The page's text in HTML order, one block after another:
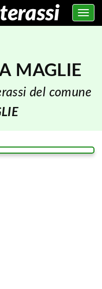
Toggle
MAGLIE
del comune